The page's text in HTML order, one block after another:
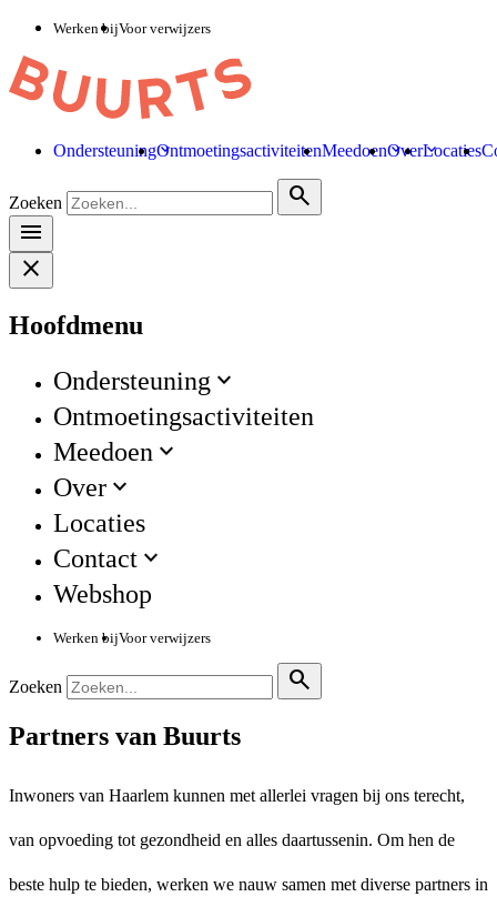
Werken bijVoor verwijzers
OndersteuningOntmoetingsactiviteitenMeedoenOverLocaties
Zoeken
search
menu
close
Hoofdmenu
Ondersteuning
Ontmoetingsactiviteiten
Meedoen
Over
Locaties
Contact
Webshop
Werken bijVoor verwijzers
Zoeken search
Partners van Buurts
Inwoners van Haarlem kunnen met allerlei vragen bij ons terecht,
van opvoeding tot gezondheid en alles daartussenin. Om hen de
beste hulp te bieden, werken we nauw samen met diverse partners in